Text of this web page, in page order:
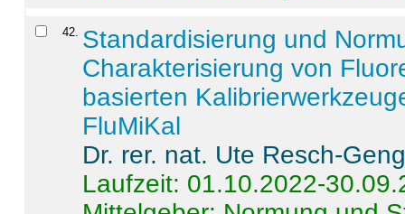
42. Standardisierung und
Charakterisierung von
basierten
FluMiKal
Dr. rer. nat. Ute Resch-
Laufzeit: 01.10.2022-